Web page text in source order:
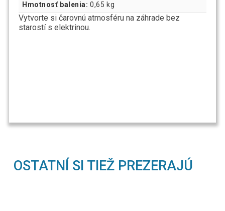
Hmotnosť balenia: 0,65 kg
Vytvorte si čarovnú atmosféru na záhrade bez
starostí s elektrinou.
OSTATNÍ SI TIEŽ PREZERAJÚ